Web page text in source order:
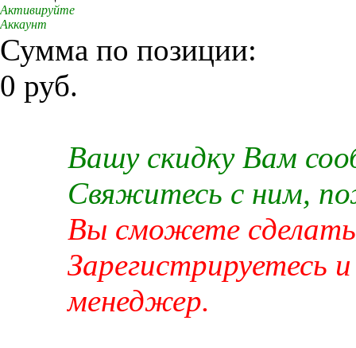
Активируйте
Аккаунт
Сумма по позиции:
0 руб.
Вашу скидку Вам
Свяжитесь с ним,
Вы сможете сделать
Зарегистрируетесь
менеджер.